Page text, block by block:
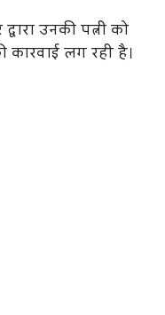
उनकी पत्नी को
लग रही है।